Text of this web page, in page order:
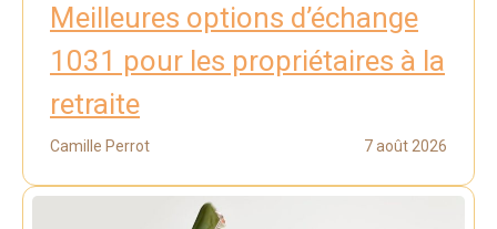
Meilleures options d’échange
1031 pour les propriétaires à la
retraite
Camille Perrot 7 août 2026